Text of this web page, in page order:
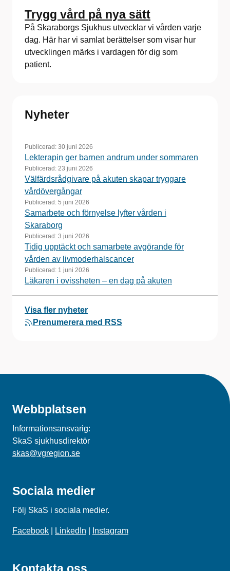
Trygg vård på nya sätt
På Skaraborgs Sjukhus utvecklar vi vården varje
dag. Här har vi samlat berättelser som visar hur
utvecklingen märks i vardagen för dig som
patient.
Nyheter
Publicerad: 30 juni 2026
Lekterapin ger barnen andrum under sommaren
Publicerad: 23 juni 2026
Välfärdsrådgivare på akuten skapar tryggare
vårdövergångar
Publicerad: 5 juni 2026
Samarbete och förnyelse lyfter vården i
Skaraborg
Publicerad: 3 juni 2026
Tidig upptäckt och samarbete avgörande för
vården av livmoderhalscancer
Publicerad: 1 juni 2026
Läkaren i ovissheten – en dag på akuten
Visa fler nyheter
Prenumerera med RSS
Webbplatsen
Informationsansvarig:
SkaS sjukhusdirektör
skas@vgregion.se
Sociala medier
Följ SkaS i sociala medier.
Facebook LinkedIn Instagram